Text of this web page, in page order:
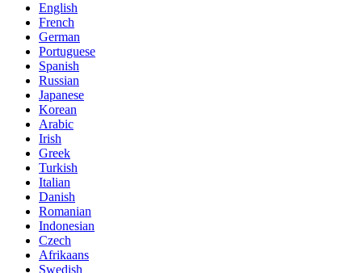
English
French
German
Portuguese
Spanish
Russian
Japanese
Korean
Arabic
Irish
Greek
Turkish
Italian
Danish
Romanian
Indonesian
Czech
Afrikaans
Swedish